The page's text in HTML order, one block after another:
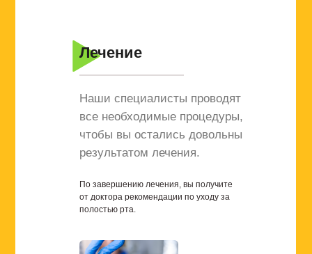
Наши специалисты проводят
все необходимые процедуры,
чтобы вы остались довольны
результатом лечения.
Лечение
По завершению лечения, вы получите
от доктора рекомендации по уходу за
полостью рта.